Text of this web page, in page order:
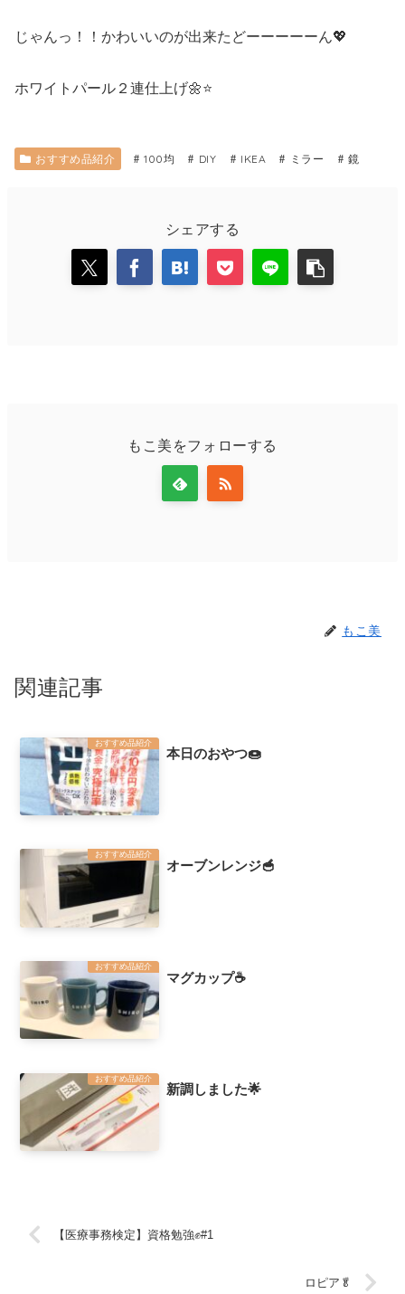
じゃんっ！！かわいいのが出来たどーーーーーん💖
ホワイトパール２連仕上げ🌼⭐
おすすめ品紹介 100均 DIY IKEA ミラー 鏡
シェアする
もこ美をフォローする
もこ美
関連記事
おすすめ品紹介
本日のおやつ🍩
おすすめ品紹介
オーブンレンジ🥣
おすすめ品紹介
マグカップ☕️
おすすめ品紹介
新調しました🌟
【医療事務検定】資格勉強✊#1
ロピア🥬